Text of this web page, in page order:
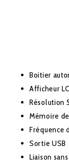
Boitier
Afficheur
Résolution
Mémoire
Fréquence
Sortie USB
Liaison